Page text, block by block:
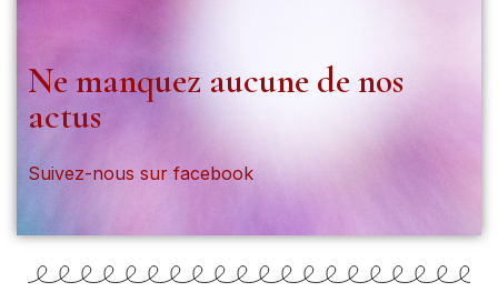
Ne manquez aucune de nos
actus
Suivez-nous sur facebook